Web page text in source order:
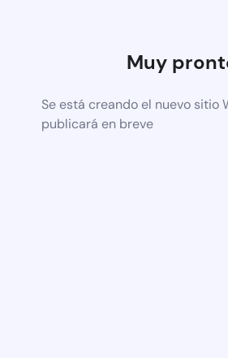
Muy
Se está creando el nuevo sitio
publicará en breve